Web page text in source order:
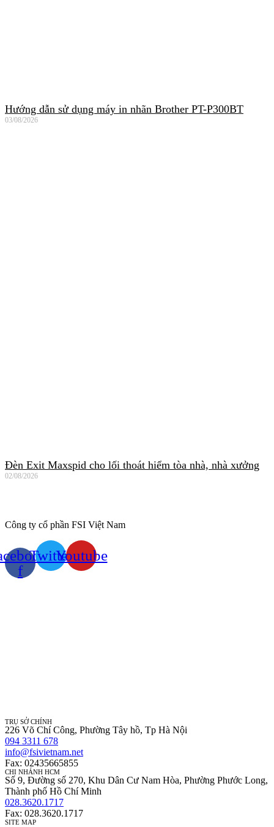
Hướng dẫn sử dụng máy in nhãn Brother PT-P300BT
03/08/2026
Đèn Exit Maxspid cho lối thoát hiểm tòa nhà, nhà xưởng
02/08/2026
Công ty cổ phần FSI Việt Nam
f
TwitterYoutube
TRỤ SỞ CHÍNH
226 Võ Chí Công, Phường Tây hồ, Tp Hà Nội
094 3311 678
info@fsivietnam.net
Fax: 02435665855
CHI NHÁNH HCM
Số 9, Đường số 270, Khu Dân Cư Nam Hòa, Phường Phước Long,
Thành phố Hồ Chí Minh
028.3620.1717
Fax: 028.3620.1717
SITE MAP